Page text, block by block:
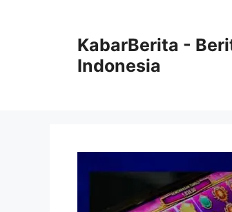
KabarBerita -
Indonesia